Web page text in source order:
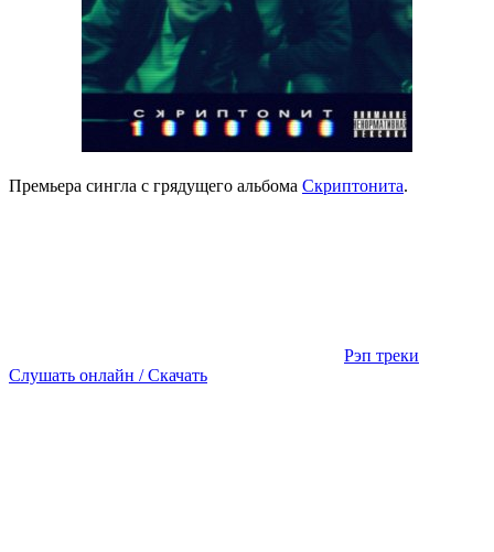
Премьера сингла с грядущего альбома Скриптонита.
Рэп треки
Слушать онлайн / Скачать